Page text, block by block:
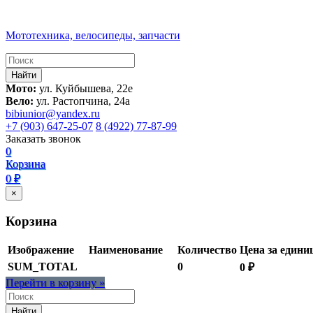
Мототехника, велосипеды, запчасти
Мото: ул. Куйбышева, 22е
Вело: ул. Растопчина, 24а
bibiunior@yandex.ru
+7 (903) 647-25-07 8 (4922) 77-87-99
Заказать звонок
0
Корзина
0 ₽
×
Корзина
Изображение Наименование Количество Цена за
SUM_TOTAL
0
0 ₽
Перейти в корзину »